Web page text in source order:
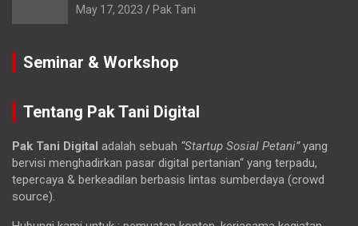
May 17, 2023 Pak Tani
Seminar & Workshop
Tentang Pak Tani Digital
Pak Tani Digital adalah sebuah “Startup Sosial Petani”yang
bervisi menghadirkan pasar digital pertanian“ yang terpadu,
tepercaya & berkeadilan berbasis lintas sumberdaya (crowd
source).